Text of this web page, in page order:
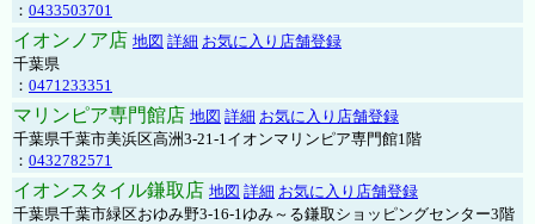
： 0433503701
イオンノア店 地図 詳細 お気に入り店舗登録
千葉県
： 0471233351
マリンピア専門館店 地図 詳細 お気に入り店舗登録
千葉県千葉市美浜区高洲3-21-1イオンマリンピア専門館1階
： 0432782571
イオンスタイル鎌取店 地図 詳細 お気に入り店舗登録
千葉県千葉市緑区おゆみ野3-16-1ゆみ～る鎌取ショッピングセンター3階